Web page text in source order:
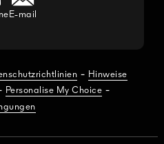
E-mail
- Hinweise
Personalise My Choice -